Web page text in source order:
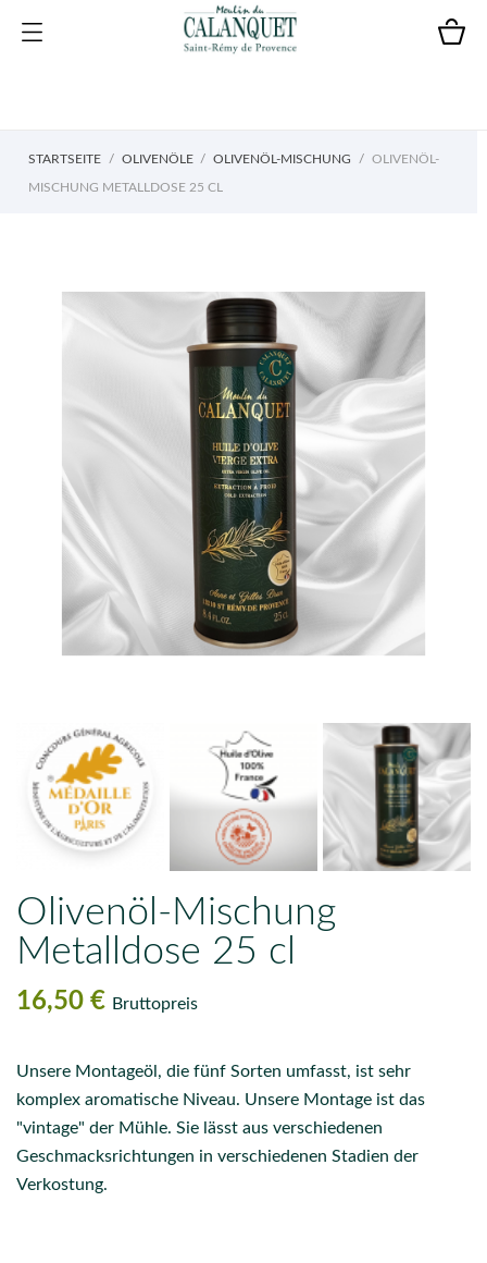
STARTSEITE OLIVENÖLE OLIVENÖL-MISCHUNG OLIVENÖL-
MISCHUNG METALLDOSE 25 CL
Olivenöl-Mischung
Metalldose 25 cl
16,50 € Bruttopreis
Unsere Montageöl, die fünf Sorten umfasst, ist sehr
komplex aromatische Niveau. Unsere Montage ist das
"vintage" der Mühle. Sie lässt aus verschiedenen
Geschmacksrichtungen in verschiedenen Stadien der
Verkostung.